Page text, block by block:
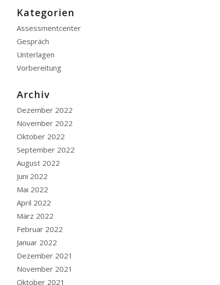
Kategorien
Assessmentcenter
Gespräch
Unterlagen
Vorbereitung
Archiv
Dezember 2022
November 2022
Oktober 2022
September 2022
August 2022
Juni 2022
Mai 2022
April 2022
März 2022
Februar 2022
Januar 2022
Dezember 2021
November 2021
Oktober 2021